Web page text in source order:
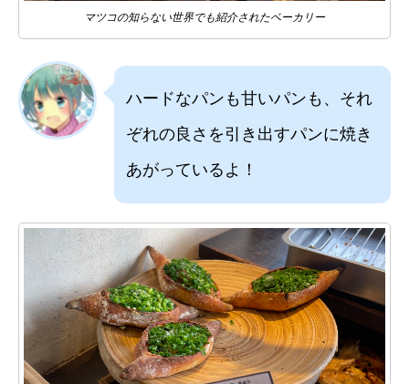
マツコの知らない世界でも紹介されたベーカリー
ハードなパンも甘いパンも、それ
ぞれの良さを引き出すパンに焼き
あがっているよ！